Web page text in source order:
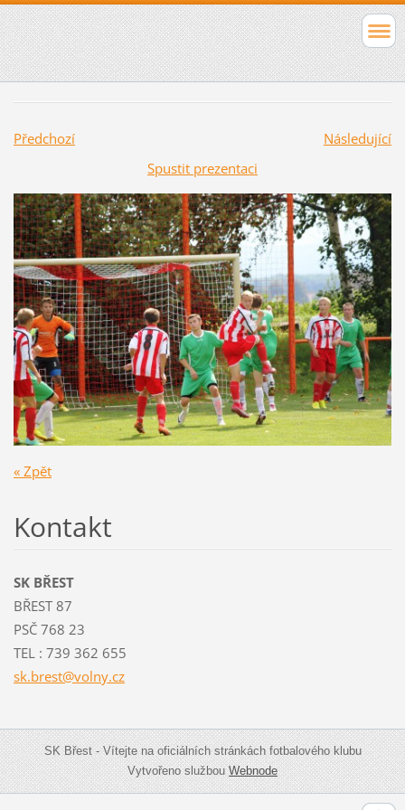
Předchozí
Následující
Spustit prezentaci
« Zpět
Kontakt
SK BŘEST
BŘEST 87
PSČ 768 23
TEL : 739 362 655
sk.brest@volny.cz
SK Břest - Vítejte na oficiálních stránkách fotbalového klubu
Vytvořeno službouWebnode